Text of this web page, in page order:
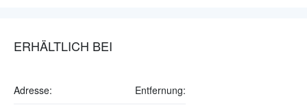
ERHÄLTLICH BEI
Adresse: Entfernung: